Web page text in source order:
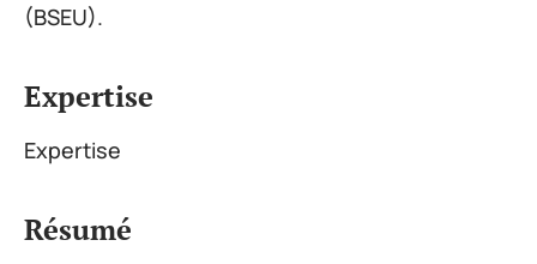
(BSEU).
Expertise
Expertise
Résumé